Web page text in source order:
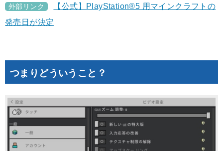
外部リンク
【公式】PlayStation®5 用マインクラフトの
発売日が決定
つまりどういうこと？